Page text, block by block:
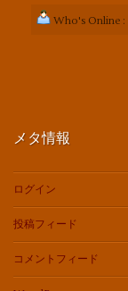
Who's Online :
メタ情報
ログイン
投稿フィード
コメントフィード